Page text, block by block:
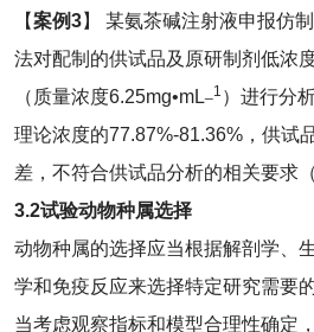
【案例3】 某氨茶碱注射液申报仿
法对配制的供试品及原研制剂低浓
（质量浓度6.25mg•mL _1 ）进行分
理论浓度的77.87%-81.36%，供试
差，不符合供试品分析的相关要求
3.2试验动物种属选择
动物种属的选择应当根据解剖学、
学和免疫反应来选择特定研究需要
当考虑观察指标和模型合理性确定